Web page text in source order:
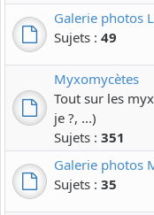
Galerie photos
Sujets : 49
Myxomycètes
Tout sur les
je ?, ...)
Sujets : 351
Galerie photos
Sujets : 35